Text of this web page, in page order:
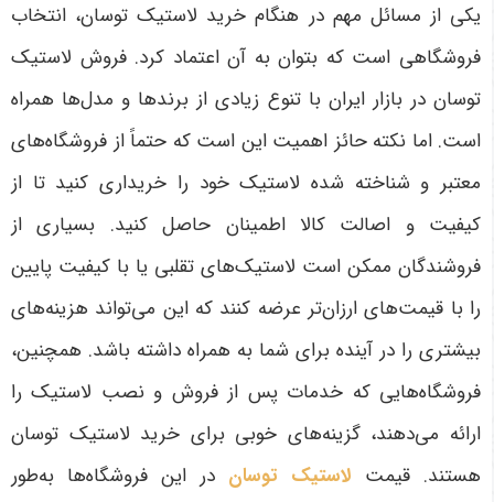
یکی از مسائل مهم در هنگام خرید لاستیک توسان، انتخاب
فروشگاهی است که بتوان به آن اعتماد کرد. فروش لاستیک
توسان در بازار ایران با تنوع زیادی از برندها و مدل‌ها همراه
است. اما نکته حائز اهمیت این است که حتماً از فروشگاه‌های
معتبر و شناخته شده لاستیک خود را خریداری کنید تا از
کیفیت و اصالت کالا اطمینان حاصل کنید. بسیاری از
فروشندگان ممکن است لاستیک‌های تقلبی یا با کیفیت پایین
را با قیمت‌های ارزان‌تر عرضه کنند که این می‌تواند هزینه‌های
بیشتری را در آینده برای شما به همراه داشته باشد. همچنین،
فروشگاه‌هایی که خدمات پس از فروش و نصب لاستیک را
ارائه می‌دهند، گزینه‌های خوبی برای خرید لاستیک توسان
هستند. قیمت لاستیک توسان در این فروشگاه‌ها به‌طور